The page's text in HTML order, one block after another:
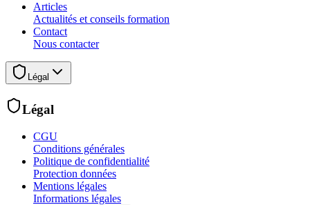
Articles
Actualités et conseils formation
Contact
Nous contacter
Légal
Légal
CGU
Conditions générales
Politique de confidentialité
Protection données
Mentions légales
Informations légales